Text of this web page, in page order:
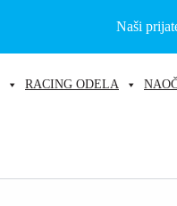
Naši
RACING ODELA